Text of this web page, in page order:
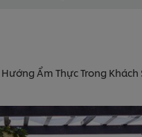
Ẩm Thực Trong Khách